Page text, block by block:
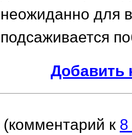
неожиданно для
подсаживается
Добавить
(комментарий к 8